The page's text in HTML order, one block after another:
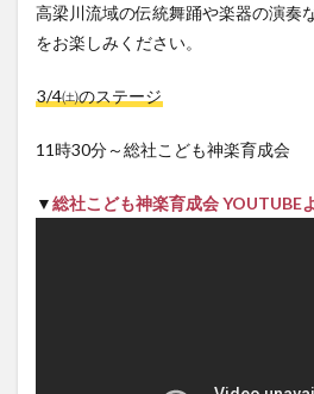
高梁川流域の伝統舞踊や楽器の演奏
をお楽しみください。
3/4㈯のステージ
11時30分～総社こども神楽育成会
▼総社こども神楽育成会 YOUTUBE